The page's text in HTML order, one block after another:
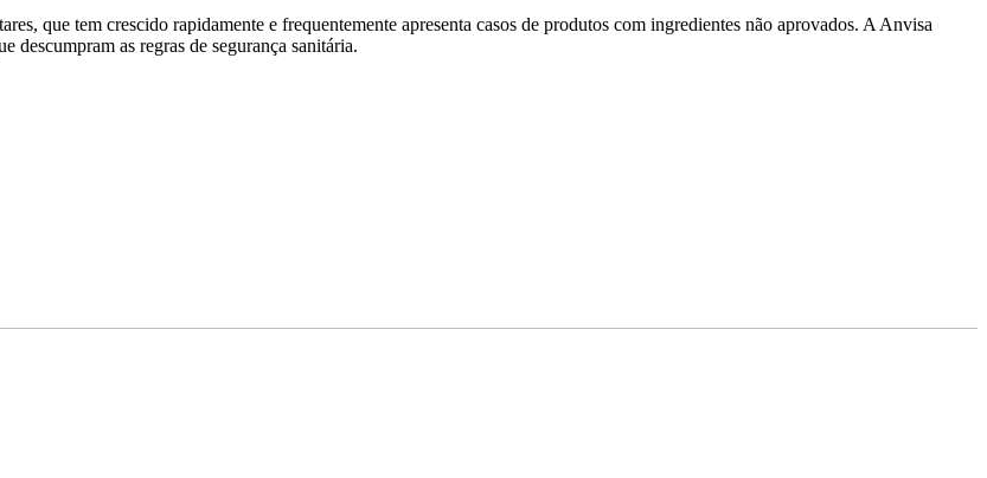
que tem crescido rapidamente e frequentemente apresenta casos de produtos com ingredientes não aprovados. A Anvisa
descumpram as regras de segurança sanitária.